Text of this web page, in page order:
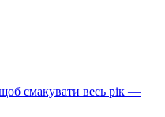
смакувати весь рік —